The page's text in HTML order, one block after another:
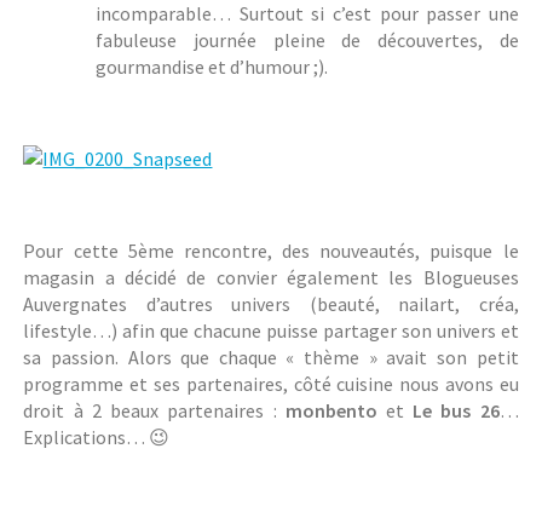
incomparable… Surtout si c’est pour passer une
fabuleuse journée pleine de découvertes, de
gourmandise et d’humour ;).
Pour cette 5ème rencontre, des nouveautés, puisque le
magasin a décidé de convier également les Blogueuses
Auvergnates d’autres univers (beauté, nailart, créa,
lifestyle…) afin que chacune puisse partager son univers et
sa passion. Alors que chaque « thème » avait son petit
programme et ses partenaires, côté cuisine nous avons eu
droit à 2 beaux partenaires : monbento et Le bus 26…
Explications… 😉